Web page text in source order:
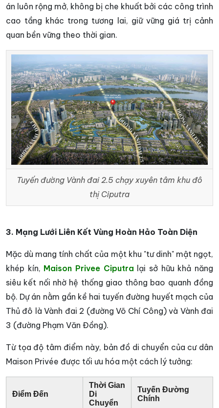
án luôn rộng mở, không bị che khuất bởi các công trình
cao tầng khác trong tương lai, giữ vững giá trị cảnh
quan bền vững theo thời gian.
Tuyến đường Vành đai 2.5 chạy xuyên tâm khu đô
thị Ciputra
3. Mạng Lưới Liên Kết Vùng Hoàn Hảo Toàn Diện
Mặc dù mang tính chất của một khu "tư dinh" mật ngọt,
khép kín, Maison Privee Ciputra lại sở hữu khả năng
siêu kết nối nhờ hệ thống giao thông bao quanh đồng
bộ. Dự án nằm gần kề hai tuyến đường huyết mạch của
Thủ đô là Vành đai 2 (đường Võ Chí Công) và Vành đai
3 (đường Phạm Văn Đồng).
Từ tọa độ tâm điểm này, bản đồ di chuyển của cư dân
Maison Privée được tối ưu hóa một cách lý tưởng:
Điểm Đến
Thời Gian
Di
Chuyển
Tuyến Đường
Chính